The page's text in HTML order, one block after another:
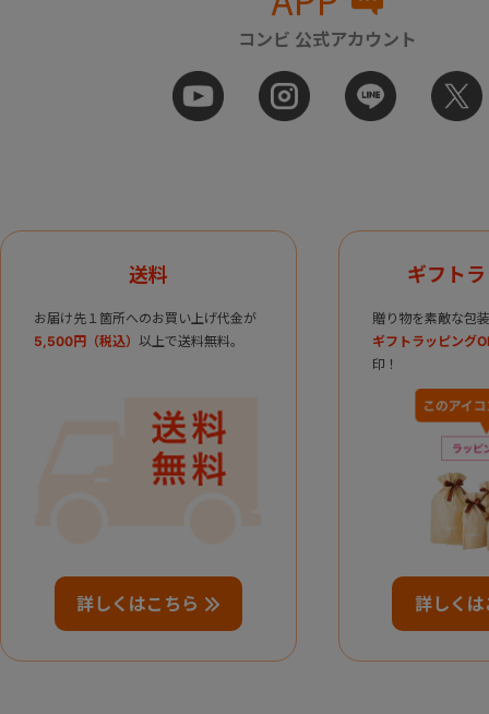
コンビ 公式アカウント
送料
お届け先１箇所へのお買い上げ代金が
5,500円（税込） 以上で送料無料。
詳しくはこちら
ギフト
贈り物を素敵な包
ギフトラッピング
印！
詳しくは